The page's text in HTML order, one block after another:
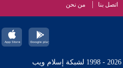
اتصل بنا من نحن